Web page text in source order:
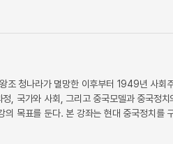
조 청나라가 멸망한 이후부터 1949년 사
, 국가와 사회, 그리고 중국모델과 중국정
의 목표를 둔다. 본 강좌는 현대 중국정치를